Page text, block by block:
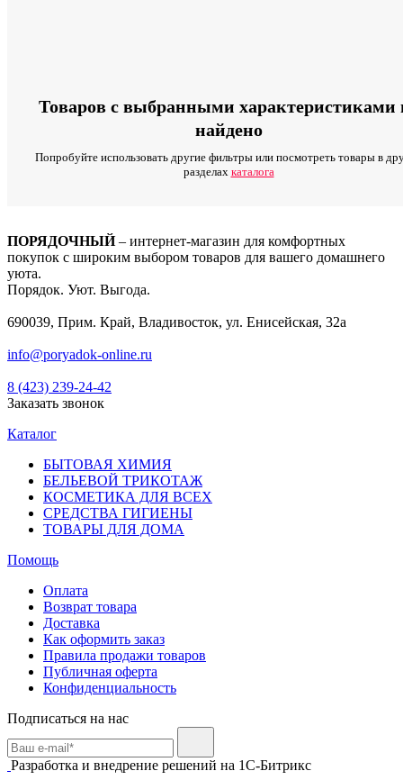
Товаров с выбранными характеристиками
найдено
Попробуйте использовать другие фильтры или посмотреть товары в
разделах каталога
ПОРЯДОЧНЫЙ– интернет-магазин для комфортных
покупок с широким выбором товаров для вашего домашнего
уюта.
Порядок. Уют. Выгода.
690039, Прим. Край, Владивосток, ул. Енисейская, 32а
info@poryadok-online.ru
8 (423) 239-24-42
Заказать звонок
Каталог
БЫТОВАЯ ХИМИЯ
БЕЛЬЕВОЙ ТРИКОТАЖ
КОСМЕТИКА ДЛЯ ВСЕХ
СРЕДСТВА ГИГИЕНЫ
ТОВАРЫ ДЛЯ ДОМА
Помощь
Оплата
Возврат товара
Доставка
Как оформить заказ
Правила продажи товаров
Публичная оферта
Конфиденциальность
Подписаться на нас
Разработка и внедрение решений на 1С-Битрикс